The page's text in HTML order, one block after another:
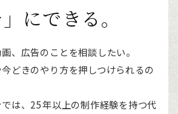
にできる。
、広告のことを相談したい。
どきのやり方を押しつけられるの
は、25年以上の制作経験を持つ代